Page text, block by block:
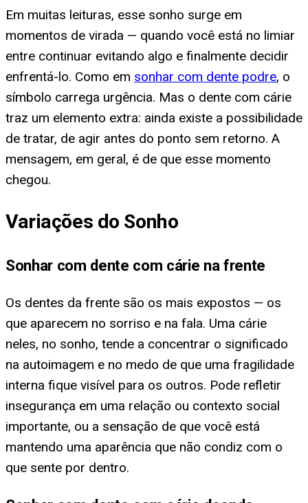
Em muitas leituras, esse sonho surge em
momentos de virada — quando você está no limiar
entre continuar evitando algo e finalmente decidir
enfrentá-lo. Como em sonhar com dente podre, o
símbolo carrega urgência. Mas o dente com cárie
traz um elemento extra: ainda existe a possibilidade
de tratar, de agir antes do ponto sem retorno. A
mensagem, em geral, é de que esse momento
chegou.
Variações do Sonho
Sonhar com dente com cárie na frente
Os dentes da frente são os mais expostos — os
que aparecem no sorriso e na fala. Uma cárie
neles, no sonho, tende a concentrar o significado
na autoimagem e no medo de que uma fragilidade
interna fique visível para os outros. Pode refletir
insegurança em uma relação ou contexto social
importante, ou a sensação de que você está
mantendo uma aparência que não condiz com o
que sente por dentro.